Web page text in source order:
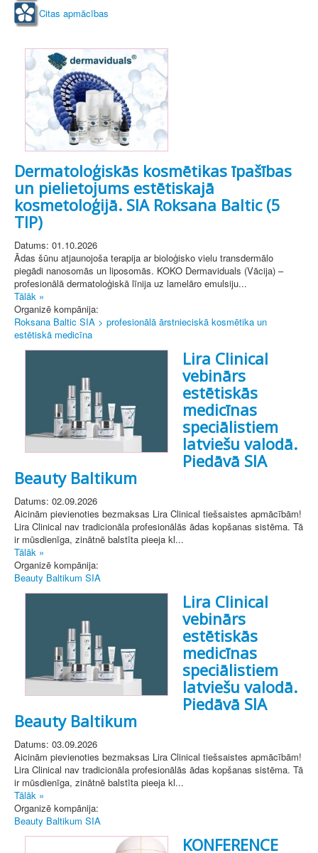
Citas apmācības
Dermatoloģiskās kosmētikas īpašības
un pielietojums estētiskajā
kosmetoloģijā. SIA Roksana Baltic (5
TIP)
Datums: 01.10.2026
Ādas šūnu atjaunojoša terapija ar bioloģisko vielu transdermālo
piegādi nanosomās un liposomās. KOKO Dermaviduals (Vācija) –
profesionālā dermatoloģiskā līnija uz lamelāro emulsiju...
Tālāk »
Organizē kompānija:
Roksana Baltic SIA > profesionālā ārstnieciskā kosmētika un
estētiskā medicīna
Lira Clinical
vebinārs
estētiskās
medicīnas
speciālistiem
latviešu valodā.
Piedāvā SIA
Beauty Baltikum
Datums: 02.09.2026
Aicinām pievienoties bezmaksas Lira Clinical tiešsaistes apmācībām!
Lira Clinical nav tradicionāla profesionālās ādas kopšanas sistēma. Tā
ir mūsdienīga, zinātnē balstīta pieeja kl...
Tālāk »
Organizē kompānija:
Beauty Baltikum SIA
Lira Clinical
vebinārs
estētiskās
medicīnas
speciālistiem
latviešu valodā.
Piedāvā SIA
Beauty Baltikum
Datums: 03.09.2026
Aicinām pievienoties bezmaksas Lira Clinical tiešsaistes apmācībām!
Lira Clinical nav tradicionāla profesionālās ādas kopšanas sistēma. Tā
ir mūsdienīga, zinātnē balstīta pieeja kl...
Tālāk »
Organizē kompānija:
Beauty Baltikum SIA
KONFERENCE